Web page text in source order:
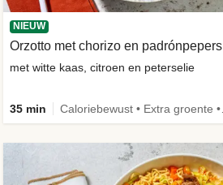
NIEUW
Orzotto met chorizo en padrónpepers
met witte kaas, citroen en peterselie
35 min